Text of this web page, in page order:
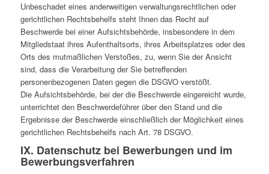
Unbeschadet eines anderweitigen verwaltungsrechtlichen oder
gerichtlichen Rechtsbehelfs steht Ihnen das Recht auf
Beschwerde bei einer Aufsichtsbehörde, insbesondere in dem
Mitgliedstaat ihres Aufenthaltsorts, ihres Arbeitsplatzes oder des
Orts des mutmaßlichen Verstoßes, zu, wenn Sie der Ansicht
sind, dass die Verarbeitung der Sie betreffenden
personenbezogenen Daten gegen die DSGVO verstößt.
Die Aufsichtsbehörde, bei der die Beschwerde eingereicht wurde,
unterrichtet den Beschwerdeführer über den Stand und die
Ergebnisse der Beschwerde einschließlich der Möglichkeit eines
gerichtlichen Rechtsbehelfs nach Art. 78 DSGVO.
IX. Datenschutz bei Bewerbungen und im
Bewerbungsverfahren